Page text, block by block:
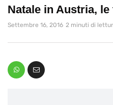
Natale in Austria,
Settembre 16, 2016 2 minuti di